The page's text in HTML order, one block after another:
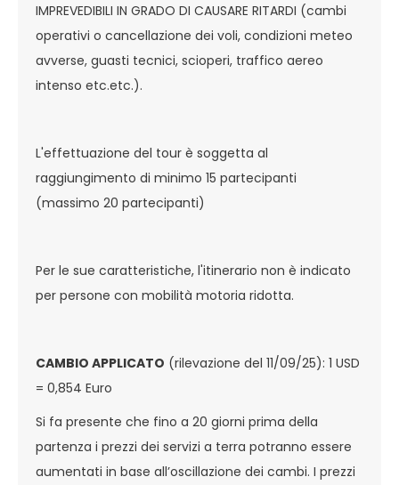
IMPREVEDIBILI IN GRADO DI CAUSARE RITARDI (cambi
operativi o cancellazione dei voli, condizioni meteo
avverse, guasti tecnici, scioperi, traffico aereo
intenso etc.etc.).
L'effettuazione del tour è soggetta al
raggiungimento di minimo 15 partecipanti
(massimo 20 partecipanti)
Per le sue caratteristiche, l'itinerario non è indicato
per persone con mobilità motoria ridotta.
CAMBIO APPLICATO (rilevazione del 11/09/25): 1 USD
= 0,854 Euro
Si fa presente che fino a 20 giorni prima della
partenza i prezzi dei servizi a terra potranno essere
aumentati in base all’oscillazione dei cambi. I prezzi